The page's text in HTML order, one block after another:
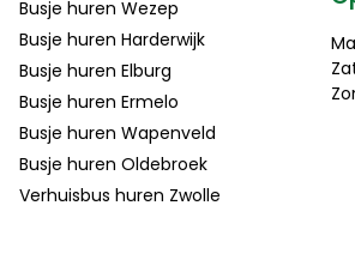
Busje huren Wezep
Busje huren Harderwijk
Busje huren Elburg
Busje huren Ermelo
Busje huren Wapenveld
Busje huren Oldebroek
Verhuisbus huren Zwolle